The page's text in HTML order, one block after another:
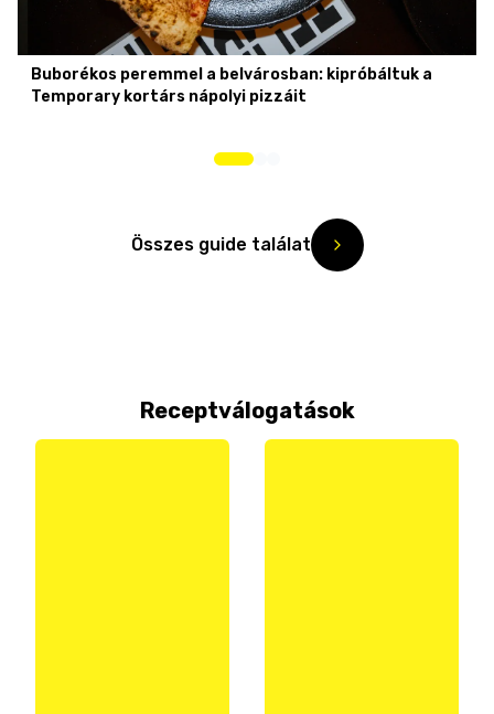
Buborékos peremmel a belvárosban: kipróbáltuk a
Temporary kortárs nápolyi pizzáit
Összes guide találat
Receptválogatások